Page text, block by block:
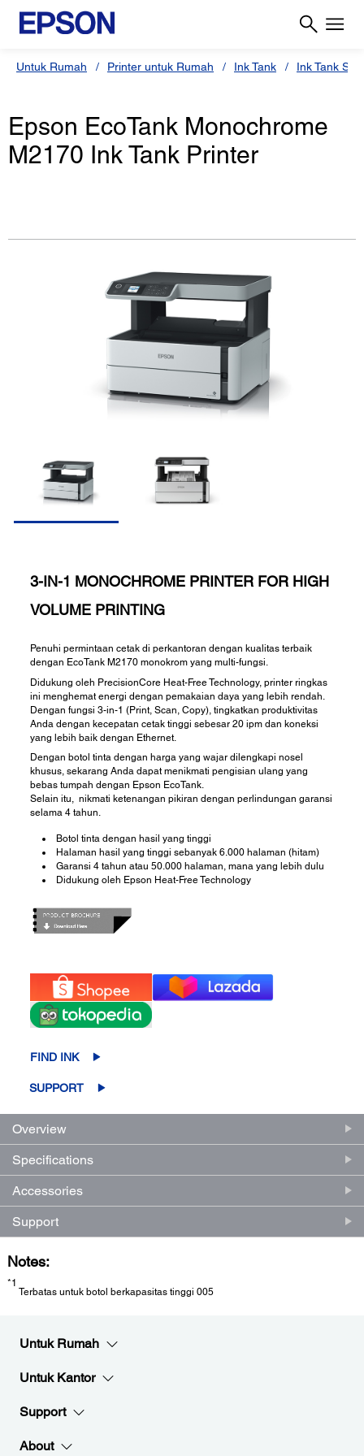
Untuk Rumah Printer untuk Rumah Ink Tank Ink Tank
Epson EcoTank Monochrome
M2170 Ink Tank Printer
3-IN-1 MONOCHROME PRINTER FOR HIGH
VOLUME PRINTING
Penuhi permintaan cetak di perkantoran dengan kualitas terbaik
dengan EcoTank M2170 monokrom yang multi-fungsi.
Didukung oleh PrecisionCore Heat-Free Technology, printer ringkas
ini menghemat energi dengan pemakaian daya yang lebih rendah.
Dengan fungsi 3-in-1 (Print, Scan, Copy), tingkatkan produktivitas
Anda dengan kecepatan cetak tinggi sebesar 20 ipm dan koneksi
yang lebih baik dengan Ethernet.
Dengan botol tinta dengan harga yang wajar dilengkapi nosel
khusus, sekarang Anda dapat menikmati pengisian ulang yang
bebas tumpah dengan Epson EcoTank.
Selain itu, nikmati ketenangan pikiran dengan perlindungan garansi
selama 4 tahun.
Botol tinta dengan hasil yang tinggi
Halaman hasil yang tinggi sebanyak 6.000 halaman (hitam)
Garansi 4 tahun atau 50.000 halaman, mana yang lebih dulu
Didukung oleh Epson Heat-Free Technology
FIND INK
SUPPORT
Overview
Specifications
Accessories
Support
Notes:
*1
Terbatas untuk botol berkapasitas tinggi 005
Untuk Rumah
Untuk Kantor
Support
About